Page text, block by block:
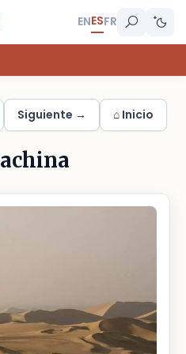
ENESFR
Siguiente → ⌂ Inicio